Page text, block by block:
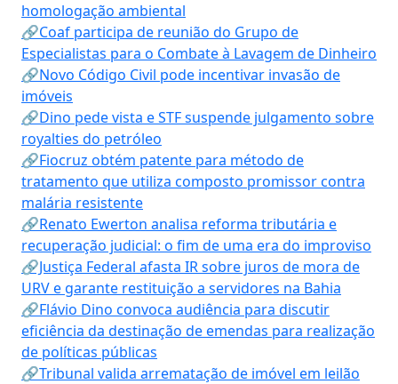
homologação ambiental
🔗Coaf participa de reunião do Grupo de
Especialistas para o Combate à Lavagem de Dinheiro
🔗Novo Código Civil pode incentivar invasão de
imóveis
🔗Dino pede vista e STF suspende julgamento sobre
royalties do petróleo
🔗Fiocruz obtém patente para método de
tratamento que utiliza composto promissor contra
malária resistente
🔗Renato Ewerton analisa reforma tributária e
recuperação judicial: o fim de uma era do improviso
🔗Justiça Federal afasta IR sobre juros de mora de
URV e garante restituição a servidores na Bahia
🔗Flávio Dino convoca audiência para discutir
eficiência da destinação de emendas para realização
de políticas públicas
🔗Tribunal valida arrematação de imóvel em leilão